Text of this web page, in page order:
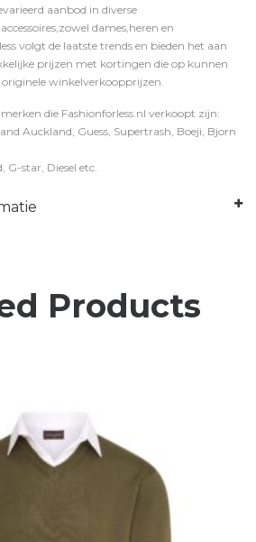
aanbod in diverse
dames,heren en
volgt de laatste trends en bieden het aan
prijzen met kortingen die op kunnen
winkelverkoopprijzen.
die Fashionforless.nl verkoopt zijn:
Auckland, Guess, Supertrash, Boeji, Bjorn
G-star, Diesel etc.
Products